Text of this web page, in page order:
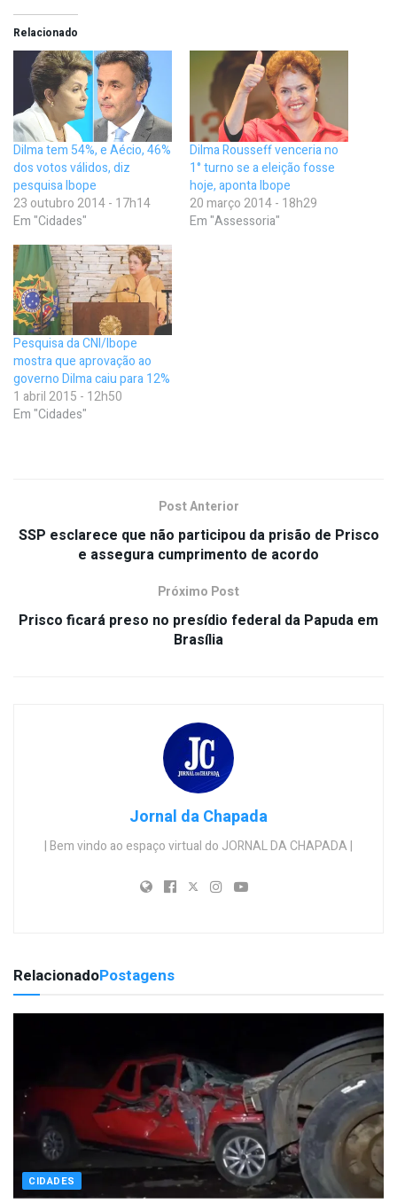
Relacionado
Dilma tem 54%, e Aécio, 46%
dos votos válidos, diz
pesquisa Ibope
23 outubro 2014 - 17h14
Em "Cidades"
Dilma Rousseff venceria no
1° turno se a eleição fosse
hoje, aponta Ibope
20 março 2014 - 18h29
Em "Assessoria"
Pesquisa da CNI/Ibope
mostra que aprovação ao
governo Dilma caiu para 12%
1 abril 2015 - 12h50
Em "Cidades"
Post Anterior
SSP esclarece que não participou da prisão de Prisco
e assegura cumprimento de acordo
Próximo Post
Prisco ficará preso no presídio federal da Papuda em
Brasília
Jornal da Chapada
| Bem vindo ao espaço virtual do JORNAL DA CHAPADA |
RelacionadoPostagens
CIDADES